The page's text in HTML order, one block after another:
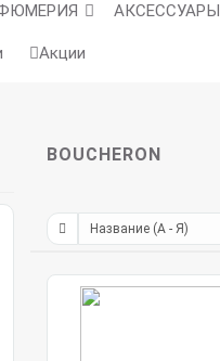
АКСЕССУАРЫ
Акции
BOUCHERON